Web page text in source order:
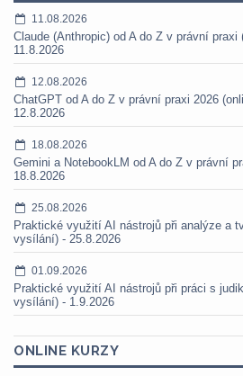
11.08.2026
Claude (Anthropic) od A do Z v právní
11.8.2026
12.08.2026
ChatGPT od A do Z v právní praxi 2026
12.8.2026
18.08.2026
Gemini a NotebookLM od A do Z v právní
18.8.2026
25.08.2026
Praktické využití AI nástrojů při analýze a
vysílání) - 25.8.2026
01.09.2026
Praktické využití AI nástrojů při práci s
vysílání) - 1.9.2026
ONLINE KURZY